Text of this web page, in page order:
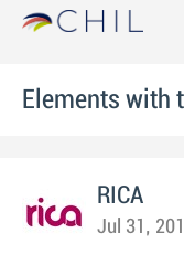
Elements with
RICA
Jul 31,